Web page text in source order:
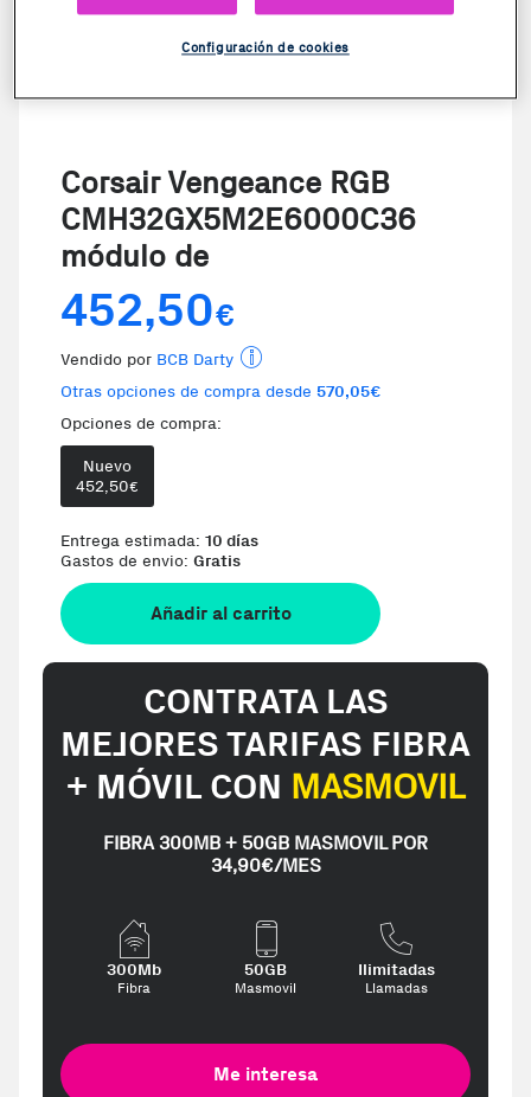
Corsair Vengeance RGB
CMH32GX5M2E6000C36
módulo de
452,50€
Vendido por BCB Darty
Otras opciones de compra desde 570,05€
Opciones de compra:
Nuevo
452,50€
Entrega estimada: 10 días
Gastos de envio: Gratis
Añadir al carrito
CONTRATA LAS
MEJORES TARIFAS FIBRA
+ MÓVIL CON MASMOVIL
FIBRA 300MB + 50GB MASMOVIL POR
34,90€/MES
300Mb
Fibra
50GB
Masmovil
Ilimitadas
Llamadas
Me interesa
Configuración de cookies